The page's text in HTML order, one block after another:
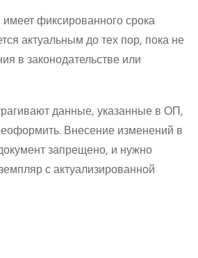
фиксированного срока
актуальным до тех пор, пока не
в законодательстве или
данные, указанные в ОП,
Внесение изменений в
запрещено, и нужно
с актуализированной